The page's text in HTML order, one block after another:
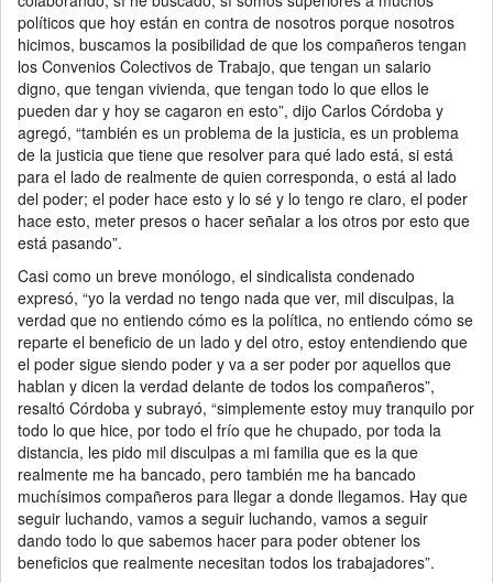
políticos que hoy están en contra de nosotros porque nosotros
hicimos, buscamos la posibilidad de que los compañeros tengan
los Convenios Colectivos de Trabajo, que tengan un salario
digno, que tengan vivienda, que tengan todo lo que ellos le
pueden dar y hoy se cagaron en esto”, dijo Carlos Córdoba y
agregó, “también es un problema de la justicia, es un problema
de la justicia que tiene que resolver para qué lado está, si está
para el lado de realmente de quien corresponda, o está al lado
del poder; el poder hace esto y lo sé y lo tengo re claro, el poder
hace esto, meter presos o hacer señalar a los otros por esto que
está pasando”.
Casi como un breve monólogo, el sindicalista condenado
expresó, “yo la verdad no tengo nada que ver, mil disculpas, la
verdad que no entiendo cómo es la política, no entiendo cómo se
reparte el beneficio de un lado y del otro, estoy entendiendo que
el poder sigue siendo poder y va a ser poder por aquellos que
hablan y dicen la verdad delante de todos los compañeros”,
resaltó Córdoba y subrayó, “simplemente estoy muy tranquilo por
todo lo que hice, por todo el frío que he chupado, por toda la
distancia, les pido mil disculpas a mi familia que es la que
realmente me ha bancado, pero también me ha bancado
muchísimos compañeros para llegar a donde llegamos. Hay que
seguir luchando, vamos a seguir luchando, vamos a seguir
dando todo lo que sabemos hacer para poder obtener los
beneficios que realmente necesitan todos los trabajadores”.